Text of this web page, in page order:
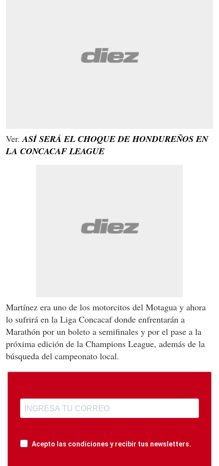
Ver.ASÍ SERÁ EL CHOQUE DE HONDUREÑOS EN
LA CONCACAF LEAGUE
Martínez era uno de los motorcitos del Motagua y ahora
lo sufrirá en la Liga Concacaf donde enfrentarán a
Marathón por un boleto a semifinales y por el pase a la
próxima edición de la Champions League, además de la
búsqueda del campeonato local.
Acepto las condiciones y recibir tus newsletters.